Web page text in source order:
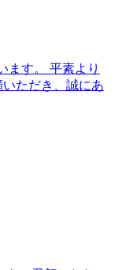
ます。 平素より
いただき、誠にあ